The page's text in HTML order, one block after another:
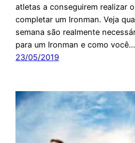
atletas a conseguirem realizar
completar um Ironman. Veja
semana são realmente
para um Ironman e como você…
23/05/2019